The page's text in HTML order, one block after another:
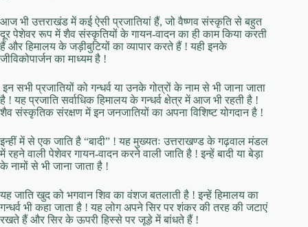
आज भी उत्तराखंड में कई ऐसी प्रजातियां हैं, जो वैष्णव संस्कृति से बहुत
दूर पेशेवर रूप में शैव संस्कृतियों के गायन-वादन का ही काम किया करती
हैं और हिमालय के जड़ीबुटियों का व्यापार करते हैं ! यही इनके
जीविकोपार्जन का माध्यम है !
इन सभी प्रजातियों को गन्धर्व या उनके गोत्रों के नाम से भी जाना जाता
है ! यह प्रजाति सर्वाधिक हिमालय के गन्धर्व क्षेत्र में आज भी रहती है !
शैव संस्कृतिक संरक्षण में इन जनजातियों का अपना विशिष्ट योगदान है !
इन्हीं में से एक जाति है “बादी” ! यह मुख्यतः उत्तराखण्ड के गढ़वाल मंडल
में रहने वाली पेशेवर गायन-वादन करने वाली जाति है ! इन्हें बादी या बेड़ा
के नामों से भी जाना जाता है !
यह जाति खुद को भगवान शिव का वंशज बतलाती है ! इन्हें हिमालय का
गन्धर्व भी कहा जाता है ! यह लोग अपने सिर पर शंकर की तरह की जटाएं
रखते हैं और सिर के ऊपरी हिस्से पर जूड़े में बांधते हैं !